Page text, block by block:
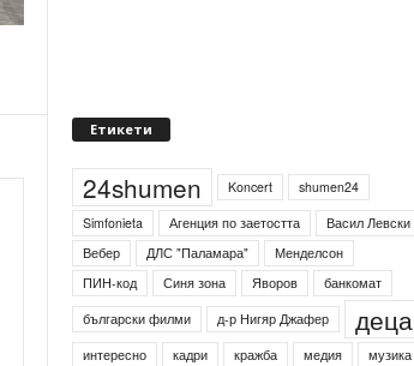
Етикети
24shumen Koncert
shumen24
Simfonieta
Агенция по заетостта
Васил Левски
Вебер
ДЛС "Паламара"
Менделсон
ПИН-код
Синя зона Яворов
банкомат
български филми
д-р Нигяр Джафер деца
интересно кадри кражба медия
музика